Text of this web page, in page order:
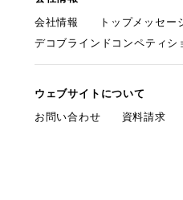
会社情報
トップメッセー
デコブラインドコンペティシ
ウェブサイトについて
お問い合わせ
資料請求